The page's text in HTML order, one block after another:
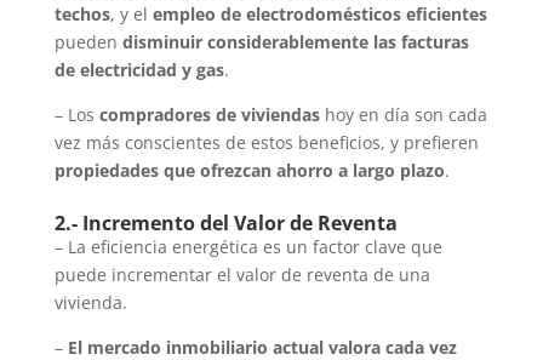
techos, y el empleo de electrodomésticos eficientes
pueden disminuir considerablemente las facturas
de electricidad y gas.
– Los compradores de viviendashoy en día son cada
vez más conscientes de estos beneficios, y prefieren
propiedades que ofrezcan ahorro a largo plazo.
2.- Incremento del Valor de Reventa
– La eficiencia energética es un factor clave que
puede incrementar el valor de reventa de una
vivienda.
– El mercado inmobiliario actual valora cada vez